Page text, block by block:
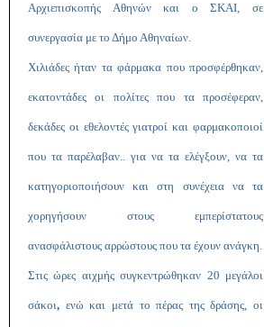
Αρχιεπισκοπής Αθηνών και ο ΣΚΑΙ, σε
συνεργασία με το Δήμο Αθηναίων.
Χιλιάδες ήταν τα φάρμακα που προσφέρθηκαν,
εκατοντάδες οι πολίτες που τα προσέφεραν,
δεκάδες οι εθελοντές γιατροί και φαρμακοποιοί
που τα παρέλαβαν.. για να τα ελέγξουν, να τα
κατηγοριοποιήσουν και στη συνέχεια να τα
χορηγήσουν στους εμπερίστατους
ανασφάλιστους αρρώστους που τα έχουν ανάγκη.
Στις ώρες αιχμής συγκεντρώθηκαν 20 μεγάλοι
σάκοι, ενώ και μετά το πέρας της δράσης, οι